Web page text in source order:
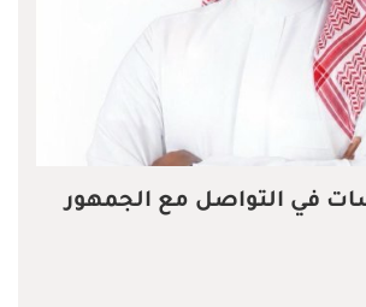
في التواصل مع الجمهور